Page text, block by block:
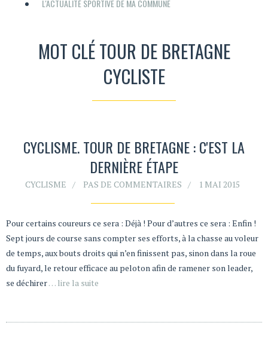
L'ACTUALITÉ SPORTIVE DE MA COMMUNE
MOT CLÉ TOUR DE BRETAGNE
CYCLISTE
CYCLISME. TOUR DE BRETAGNE : C'EST LA
DERNIÈRE ÉTAPE
CYCLISME PAS DE COMMENTAIRES 1 MAI 2015
Pour certains coureurs ce sera : Déjà ! Pour d’autres ce sera : Enfin !
Sept jours de course sans compter ses efforts, à la chasse au voleur
de temps, aux bouts droits qui n’en finissent pas, sinon dans la roue
du fuyard, le retour efficace au peloton afin de ramener son leader,
se déchirer… lire la suite